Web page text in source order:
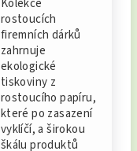
Kolekce
rostoucích
firemních dárků
zahrnuje
ekologické
tiskoviny z
rostoucího papíru,
které po zasazení
vyklíčí, a širokou
škálu produktů